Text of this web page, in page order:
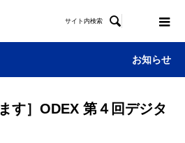
サイト内検索 
お知らせ
す］ODEX 第４回デジタ